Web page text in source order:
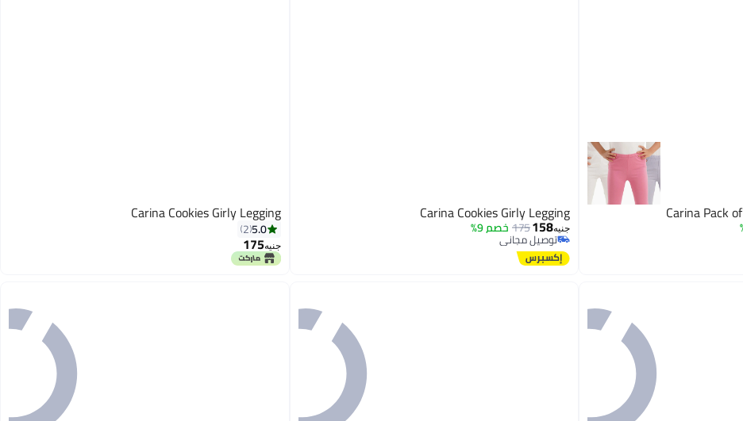
Carina Pack
Carina Cookies Girly Legging
جنيه158
175خصم 9%
توصيل مجاني
توصيل مجاني
Carina Cookies Girly Legging
5.0
2
جنيه175